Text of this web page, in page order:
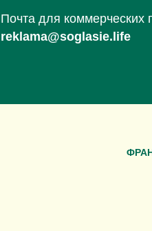
Почта для коммерческих
reklama@soglasie.life